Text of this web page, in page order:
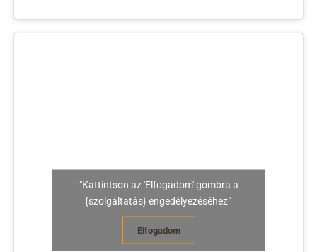
"Kattintson az 'Elfogadom' gombra a
{szolgáltatás} engedélyezéséhez"
Elfogadom